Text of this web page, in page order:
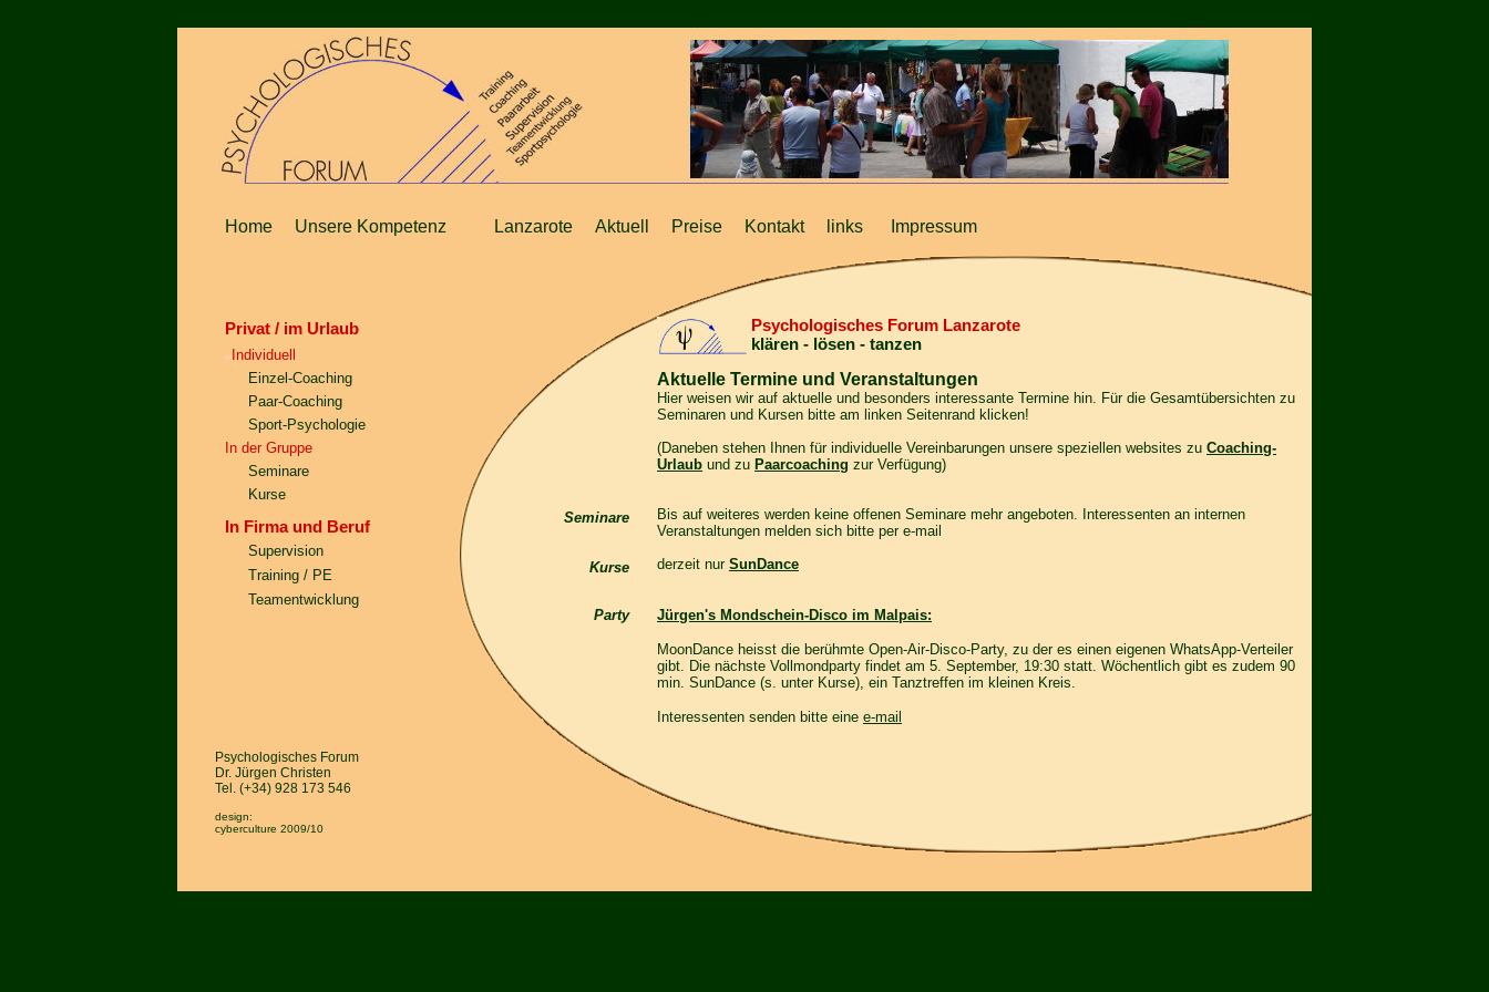
Home Unsere Kompetenz Lanzarote Aktuell Preise Kontakt links Impressum
Privat / im Urlaub
Individuell
Einzel-Coaching
Paar-Coaching
Sport-Psychologie
In der Gruppe
Seminare
Kurse
In Firma und Beruf
Supervision
Training / PE
Teamentwicklung
Psychologisches Forum
Dr. Jürgen Christen
Tel. (+34) 928 173 546
design:
cyberculture 2009/10
Seminare
Kurse
Party
Psychologisches Forum Lanzarote
klären - lösen - tanzen
Aktuelle Termine und Veranstaltungen
Hier weisen wir auf aktuelle und besonders interessante Termine hin. Für die Gesamtübersichten zu
Seminaren und Kursen bitte am linken Seitenrand klicken!
(Daneben stehen Ihnen für individuelle Vereinbarungen unsere speziellen websites zu Coaching-
Urlaub und zu Paarcoaching zur Verfügung)
Bis auf weiteres werden keine offenen Seminare mehr angeboten. Interessenten an internen
Veranstaltungen melden sich bitte per e-mail
derzeit nur SunDance
Jürgen's Mondschein-Disco im Malpais:
MoonDance heisst die berühmte Open-Air-Disco-Party, zu der es einen eigenen WhatsApp-Verteiler
gibt. Die nächste Vollmondparty findet am 5. September, 19:30 statt. Wöchentlich gibt es zudem 90
min. SunDance (s. unter Kurse), ein Tanztreffen im kleinen Kreis.
Interessenten senden bitte eine e-mail